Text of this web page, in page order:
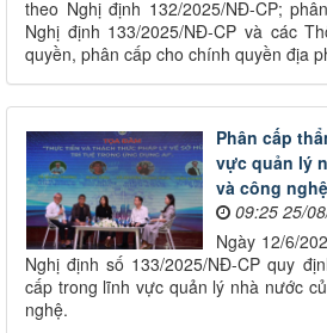
theo Nghị định 132/2025/NĐ-CP;
Nghị định 133/2025/NĐ-CP và các
quyền, phân cấp cho chính quyền địa
Phân cấp
vực quản lý
và công nghệ
09:25 25/
Ngày 12/6/
Nghị định số 133/2025/NĐ-CP quy
cấp trong lĩnh vực quản lý nhà nước
nghệ.​